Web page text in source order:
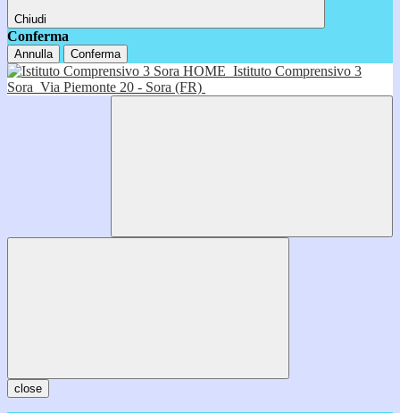
Chiudi
Conferma
Annulla Conferma
HOME Istituto Comprensivo 3
Sora Via Piemonte 20 - Sora (FR)
close